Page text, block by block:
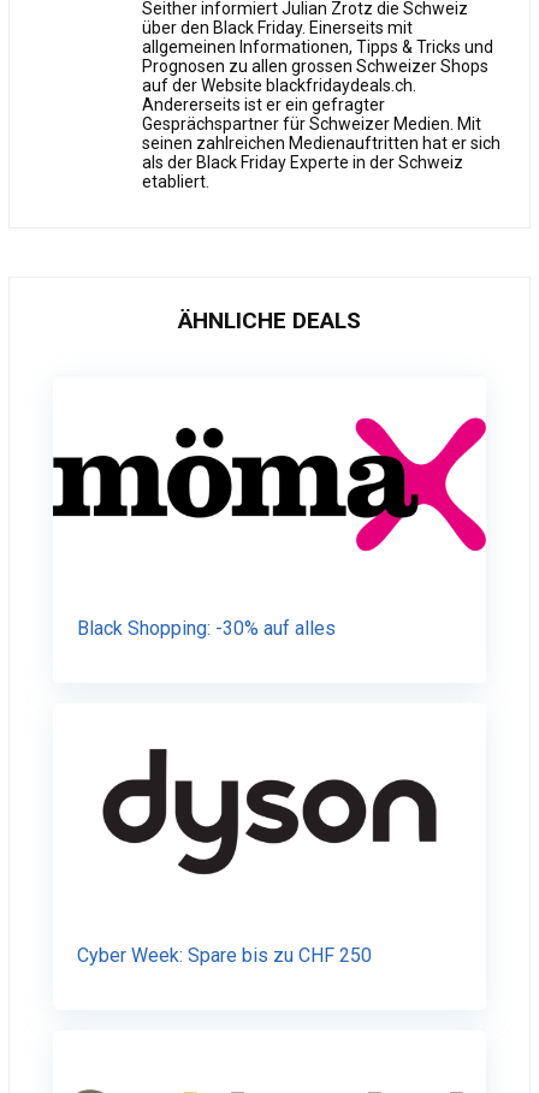
Seither informiert Julian Zrotz die Schweiz
über den Black Friday. Einerseits mit
allgemeinen Informationen, Tipps & Tricks und
Prognosen zu allen grossen Schweizer Shops
auf der Website blackfridaydeals.ch.
Andererseits ist er ein gefragter
Gesprächspartner für Schweizer Medien. Mit
seinen zahlreichen Medienauftritten hat er sich
als der Black Friday Experte in der Schweiz
etabliert.
ÄHNLICHE DEALS
Black Shopping: -30% auf alles
Cyber Week: Spare bis zu CHF 250